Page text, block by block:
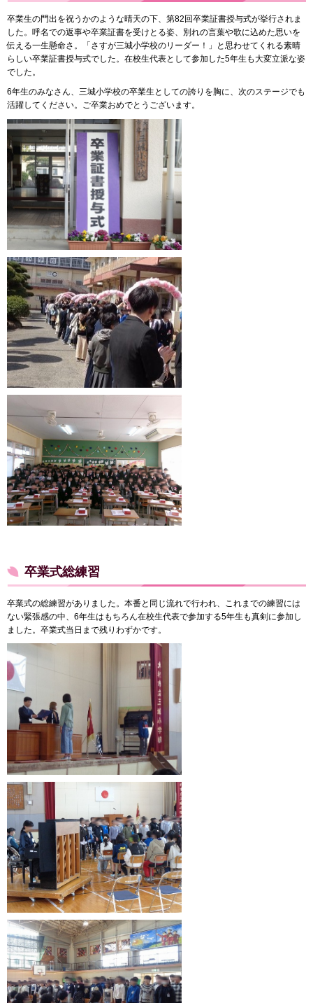
卒業生の門出を祝うかのような晴天の下、第82回卒業証書授与式が挙行されま
した。呼名での返事や卒業証書を受けとる姿、別れの言葉や歌に込めた思いを
伝える一生懸命さ。「さすが三城小学校のリーダー！」と思わせてくれる素晴
らしい卒業証書授与式でした。在校生代表として参加した5年生も大変立派な姿
でした。
6年生のみなさん、三城小学校の卒業生としての誇りを胸に、次のステージでも
活躍してください。ご卒業おめでとうございます。
卒業式総練習
卒業式の総練習がありました。本番と同じ流れで行われ、これまでの練習には
ない緊張感の中、6年生はもちろん在校生代表で参加する5年生も真剣に参加し
ました。卒業式当日まで残りわずかです。